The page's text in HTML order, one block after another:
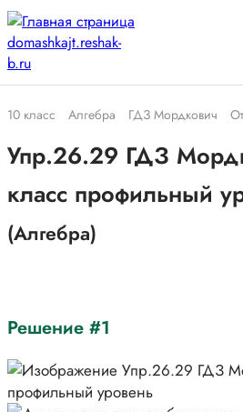
10 класс Алгебра ГДЗ Мордкович
Упр.26.29 ГДЗ
класс профильный
(Алгебра)
Решение #1